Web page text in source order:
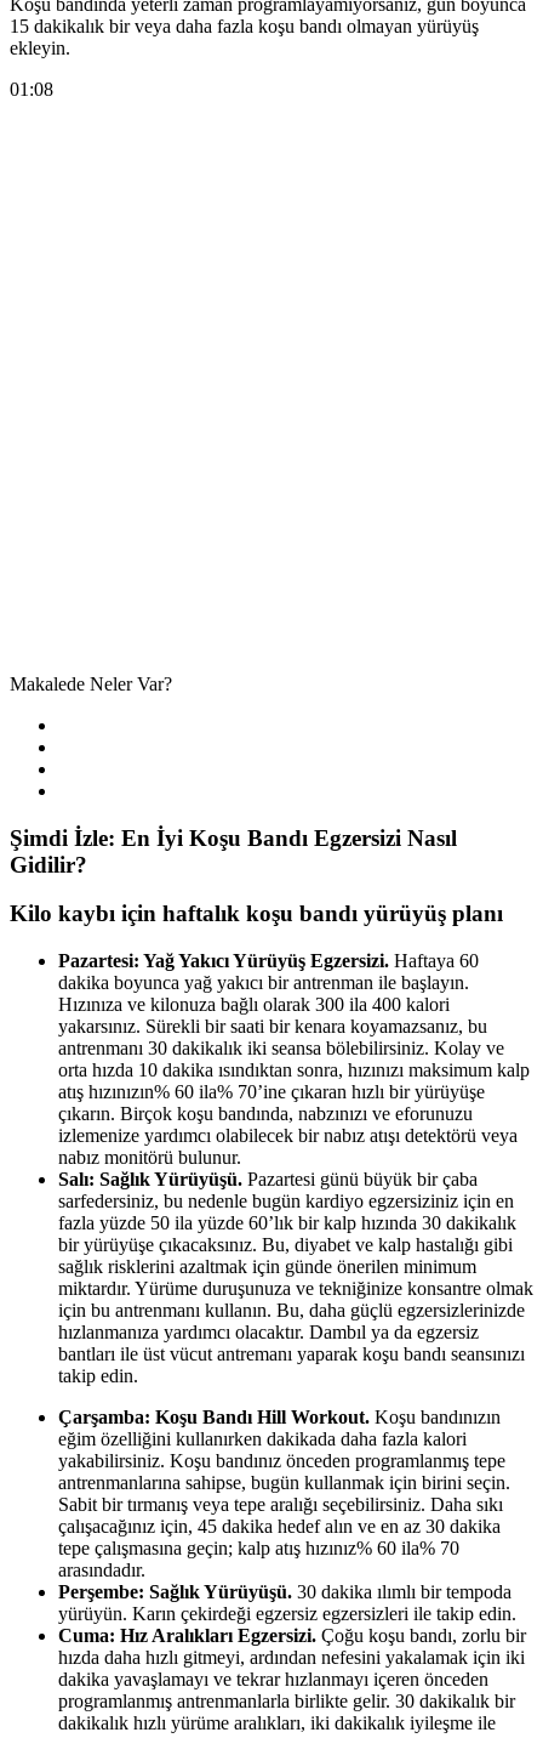
15 dakikalık bir veya daha fazla koşu bandı olmayan yürüyüş
ekleyin.
01:08
Makalede Neler Var?
Şimdi İzle: En İyi Koşu Bandı Egzersizi Nasıl
Gidilir?
Kilo kaybı için haftalık koşu bandı yürüyüş planı
Pazartesi: Yağ Yakıcı Yürüyüş Egzersizi. Haftaya 60
dakika boyunca yağ yakıcı bir antrenman ile başlayın.
Hızınıza ve kilonuza bağlı olarak 300 ila 400 kalori
yakarsınız. Sürekli bir saati bir kenara koyamazsanız, bu
antrenmanı 30 dakikalık iki seansa bölebilirsiniz. Kolay ve
orta hızda 10 dakika ısındıktan sonra, hızınızı maksimum kalp
atış hızınızın% 60 ila% 70’ine çıkaran hızlı bir yürüyüşe
çıkarın. Birçok koşu bandında, nabzınızı ve eforunuzu
izlemenize yardımcı olabilecek bir nabız atışı detektörü veya
nabız monitörü bulunur.
Salı: Sağlık Yürüyüşü. Pazartesi günü büyük bir çaba
sarfedersiniz, bu nedenle bugün kardiyo egzersiziniz için en
fazla yüzde 50 ila yüzde 60’lık bir kalp hızında 30 dakikalık
bir yürüyüşe çıkacaksınız. Bu, diyabet ve kalp hastalığı gibi
sağlık risklerini azaltmak için günde önerilen minimum
miktardır. Yürüme duruşunuza ve tekniğinize konsantre olmak
için bu antrenmanı kullanın. Bu, daha güçlü egzersizlerinizde
hızlanmanıza yardımcı olacaktır. Dambıl ya da egzersiz
bantları ile üst vücut antremanı yaparak koşu bandı seansınızı
takip edin.
Çarşamba: Koşu Bandı Hill Workout. Koşu bandınızın
eğim özelliğini kullanırken dakikada daha fazla kalori
yakabilirsiniz. Koşu bandınız önceden programlanmış tepe
antrenmanlarına sahipse, bugün kullanmak için birini seçin.
Sabit bir tırmanış veya tepe aralığı seçebilirsiniz. Daha sıkı
çalışacağınız için, 45 dakika hedef alın ve en az 30 dakika
tepe çalışmasına geçin; kalp atış hızınız% 60 ila% 70
arasındadır.
Perşembe: Sağlık Yürüyüşü. 30 dakika ılımlı bir tempoda
yürüyün. Karın çekirdeği egzersiz egzersizleri ile takip edin.
Cuma: Hız Aralıkları Egzersizi. Çoğu koşu bandı, zorlu bir
hızda daha hızlı gitmeyi, ardından nefesini yakalamak için iki
dakika yavaşlamayı ve tekrar hızlanmayı içeren önceden
programlanmış antrenmanlarla birlikte gelir. 30 dakikalık bir
dakikalık hızlı yürüme aralıkları, iki dakikalık iyileşme ile